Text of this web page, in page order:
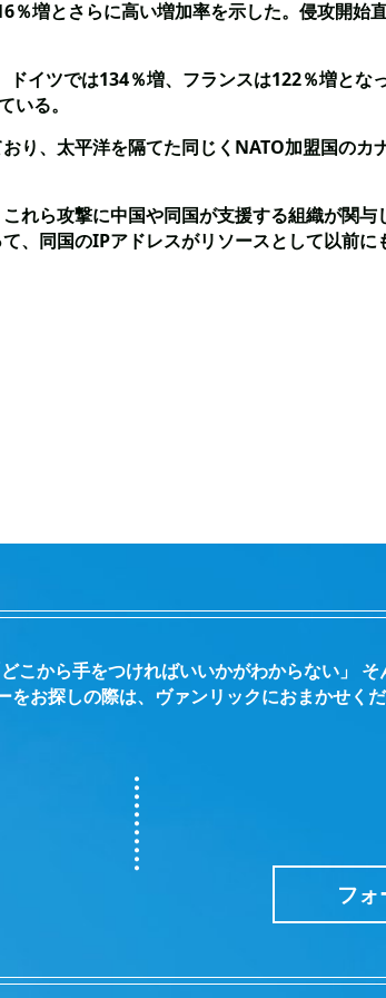
増とさらに高い増加率を示した。侵攻開始
イツでは134％増、フランスは122％増とな
いる。
り、太平洋を隔てた同じくNATO加盟国のカ
れら攻撃に中国や同国が支援する組織が関与
、同国のIPアドレスがリソースとして以前に
こから手をつければいいかがわからない」
をお探しの際は、ヴァンリックにおまかせく
フ